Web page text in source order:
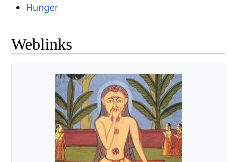
Hunger
Weblinks